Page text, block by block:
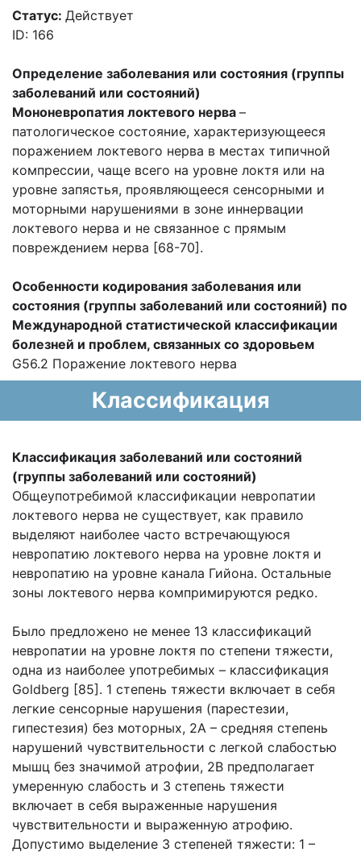
Статус: Действует
ID: 166
Определение заболевания или состояния (группы
заболеваний или состояний)
Мононевропатия локтевого нерва –
патологическое состояние, характеризующееся
поражением локтевого нерва в местах типичной
компрессии, чаще всего на уровне локтя или на
уровне запястья, проявляющееся сенсорными и
моторными нарушениями в зоне иннервации
локтевого нерва и не связанное с прямым
повреждением нерва [68-70].
Особенности кодирования заболевания или
состояния (группы заболеваний или состояний) по
Международной статистической классификации
болезней и проблем, связанных со здоровьем
G56.2 Поражение локтевого нерва
Классификация
Классификация заболеваний или состояний
(группы заболеваний или состояний)
Общеупотребимой классификации невропатии
локтевого нерва не существует, как правило
выделяют наиболее часто встречающуюся
невропатию локтевого нерва на уровне локтя и
невропатию на уровне канала Гийона. Остальные
зоны локтевого нерва компримируются редко.
Было предложено не менее 13 классификаций
невропатии на уровне локтя по степени тяжести,
одна из наиболее употребимых – классификация
Goldberg [85]. 1 степень тяжести включает в себя
легкие сенсорные нарушения (парестезии,
гипестезия) без моторных, 2А – средняя степень
нарушений чувствительности с легкой слабостью
мышц без значимой атрофии, 2В предполагает
умеренную слабость и 3 степень тяжести
включает в себя выраженные нарушения
чувствительности и выраженную атрофию.
Допустимо выделение 3 степеней тяжести: 1 –